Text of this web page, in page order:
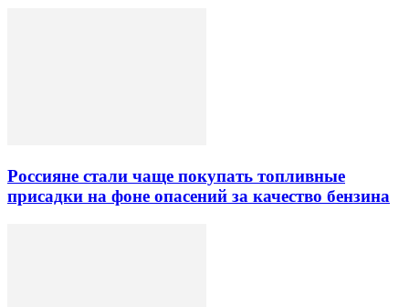
Россияне стали чаще покупать топливные
присадки на фоне опасений за качество бензина